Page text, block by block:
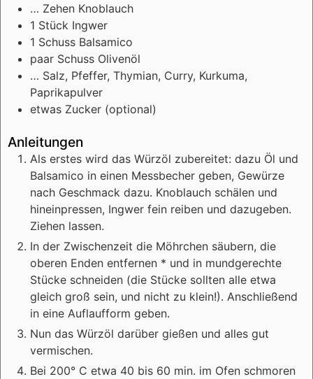
… Zehen Knoblauch
1 Stück Ingwer
1 Schuss Balsamico
paar Schuss Olivenöl
… Salz, Pfeffer, Thymian, Curry, Kurkuma,
Paprikapulver
etwas Zucker (optional)
Anleitungen
Als erstes wird das Würzöl zubereitet: dazu Öl und
Balsamico in einen Messbecher geben, Gewürze
nach Geschmack dazu. Knoblauch schälen und
hineinpressen, Ingwer fein reiben und dazugeben.
Ziehen lassen.
In der Zwischenzeit die Möhrchen säubern, die
oberen Enden entfernen * und in mundgerechte
Stücke schneiden (die Stücke sollten alle etwa
gleich groß sein, und nicht zu klein!). Anschließend
in eine Auflaufform geben.
Nun das Würzöl darüber gießen und alles gut
vermischen.
Bei 200° C etwa 40 bis 60 min. im Ofen schmoren